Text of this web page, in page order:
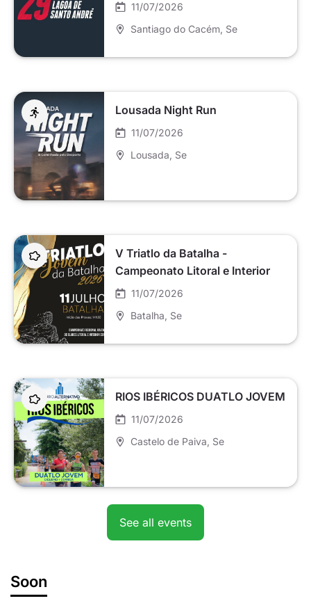
11/07/2026
Santiago do Cacém , Se
Lousada Night Run
11/07/2026
Lousada , Se
V Triatlo da Batalha -
Campeonato Litoral e Interior
Centro Jovem
11/07/2026
Batalha , Se
RIOS IBÉRICOS DUATLO JOVEM
11/07/2026
Castelo de Paiva , Se
See all events
Soon